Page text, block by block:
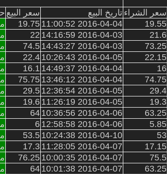
سعر الشراء تاريخ البيع سعر البيع
19.55
2016-04-04 11:00:52
19.75
21.6
2016-04-03 14:16:59
22
73.25
2016-04-03 14:43:27
74.5
22.15
2016-04-05 10:26:43
22.4
16
2016-04-04 14:49:37
16.1
74.75
2016-04-04 13:46:12
75.75
29.4
2016-04-05 12:36:54
29.5
19.3
2016-04-05 11:26:19
19.6
63.25
2016-04-06 10:36:56
64
5.85
2016-04-06 12:58:58
6
53
2016-04-10 10:24:38
53.5
17.15
2016-04-07 11:28:05
17.3
75.5
2016-04-07 10:00:35
76.25
63.25
2016-04-07 10:01:38
64